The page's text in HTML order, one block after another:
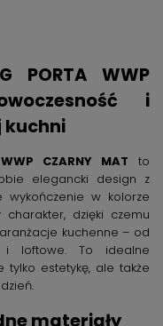
PORTA WWP
i
kuchni
CZARNY MAT to
elegancki design z
wykończenie w kolorze
dzięki czemu
kuchenne – od
i loftowe. To idealne
estetykę, ale także
materiały